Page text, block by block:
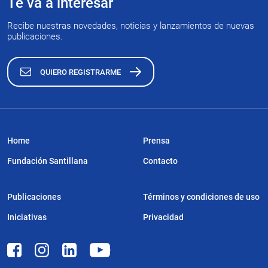
Recibe nuestras novedades, noticias y lanzamientos de nuevas
publicaciones.
QUIERO REGISTRARME
Home
Fundación Santillana
Publicaciones
Iniciativas
Prensa
Contacto
Términos y condiciones de uso
Privacidad